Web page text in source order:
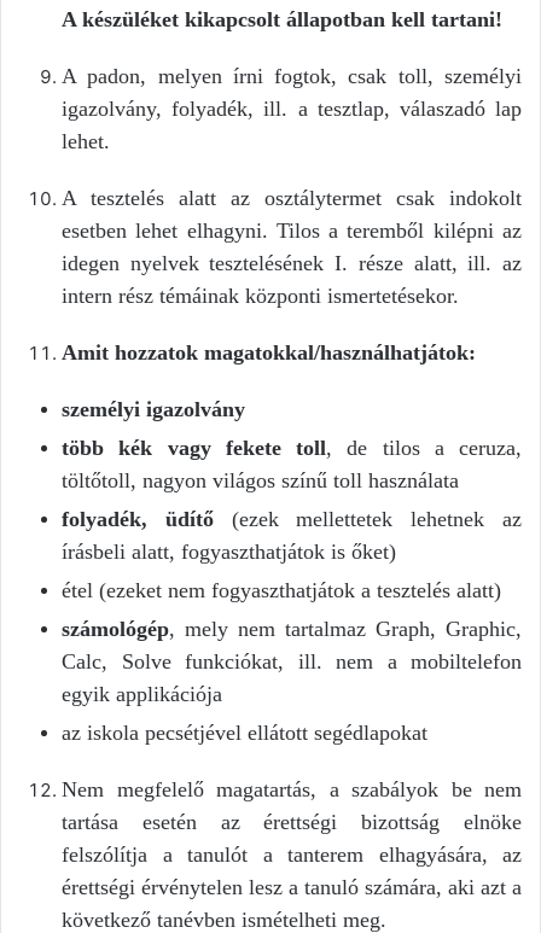
A készüléket kikapcsolt állapotban kell tartani!
A padon, melyen írni fogtok, csak toll, személyi
igazolvány, folyadék, ill. a tesztlap, válaszadó lap
lehet.
A tesztelés alatt az osztálytermet csak indokolt
esetben lehet elhagyni. Tilos a teremből kilépni az
idegen nyelvek tesztelésének I. része alatt, ill. az
intern rész témáinak központi ismertetésekor.
Amit hozzatok magatokkal/használhatjátok:
személyi igazolvány
több kék vagy fekete toll, de tilos a ceruza,
töltőtoll, nagyon világos színű toll használata
folyadék, üdítő(ezek mellettetek lehetnek az
írásbeli alatt, fogyaszthatjátok is őket)
étel (ezeket nem fogyaszthatjátok a tesztelés alatt)
számológép, mely nem tartalmaz Graph, Graphic,
Calc, Solve funkciókat, ill. nem a mobiltelefon
egyik applikációja
az iskola pecsétjével ellátott segédlapokat
Nem megfelelő magatartás, a szabályok be nem
tartása esetén az érettségi bizottság elnöke
felszólítja a tanulót a tanterem elhagyására, az
érettségi érvénytelen lesz a tanuló számára, aki azt a
következő tanévben ismételheti meg.